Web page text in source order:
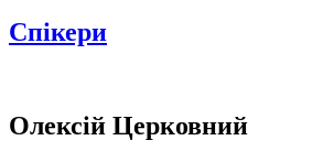
Спікери
Олексій Церковний